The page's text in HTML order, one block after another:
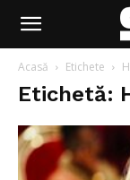
Acasă Etichete
Etichetă: